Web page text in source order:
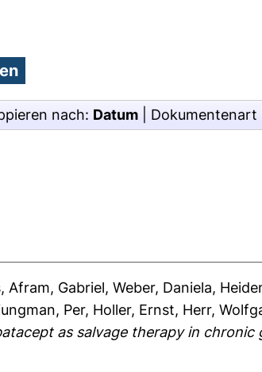
nach: Datum Dokumentenart
, Afram, Gabriel,Weber, Daniela,
Per, Holler, Ernst, Herr,
as salvage therapy in